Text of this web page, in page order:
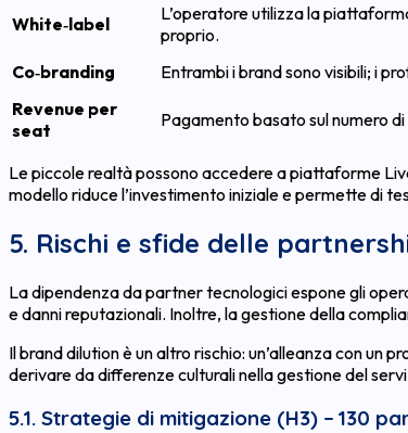
White‑label
L’operatore utilizza la
proprio.
Co‑branding
Entrambi i brand sono visibili; i
Revenue per
seat
Pagamento basato sul numero
Le piccole realtà possono accedere a piattaforme
modello riduce l’investimento iniziale e permette di
5. Rischi e sfide delle
La dipendenza da partner tecnologici espone gli
e danni reputazionali. Inoltre, la gestione della
Il brand dilution è un altro rischio: un’alleanza con
derivare da differenze culturali nella gestione del
5.1. Strategie di mitigazione (H3) – 130